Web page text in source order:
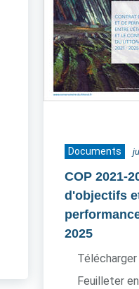
Documents
COP 2021-
d'objectifs
2025
Feuilleter